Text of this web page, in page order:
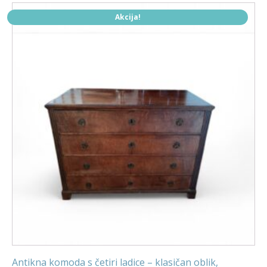
Akcija!
Antikna komoda s četiri ladice – klasičan oblik,